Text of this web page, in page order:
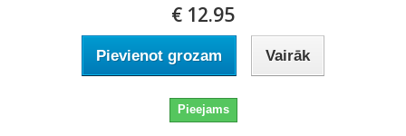
€ 12.95
Pievienot grozam Vairāk
Pieejams